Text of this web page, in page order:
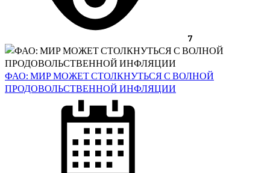
7
ФАО: МИР МОЖЕТ СТОЛКНУТЬСЯ С ВОЛНОЙ
ПРОДОВОЛЬСТВЕННОЙ ИНФЛЯЦИИ